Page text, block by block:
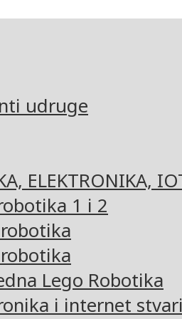
udruge
ELEKTRONIKA,
1 i 2
Lego Robotika
i internet